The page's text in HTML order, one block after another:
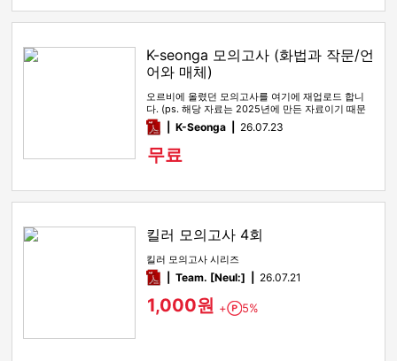
K-seonga 모의고사 (화법과 작문/언
어와 매체)
오르비에 올렸던 모의고사를 여기에 재업로드 합니
다. (ps. 해당 자료는 2025년에 만든 자료이기 때문
에, 올해 수능특강 …
pdfK-Seonga 26.07.23
무료
킬러 모의고사 4회
킬러 모의고사 시리즈
pdfTeam. [Neul:] 26.07.21
1,000원 + Point
5%